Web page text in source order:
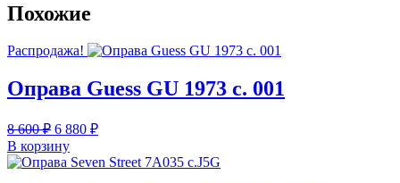
Похожие
Распродажа!
Оправа Guess GU 1973 с. 001
8 600₽ Первоначальная
цена
составляла
8
6 880 ₽Текущая
6
В корзину